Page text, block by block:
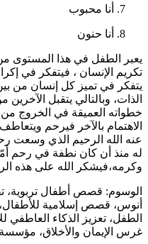
أنا محبوب
أنا حنون
يعبر الطفل في هذا
تكريم الإنسان ، فيتفكر في
يتفكر في تميز كل إنسان من
الذات، وبالتالي يتقبل الآخرين
خطواته العميقة في الخروج
الاهتمام بالآخر فيرحم
عنه الله الرحيم الذي وسعت
له منذ أن كان نطفة في رحم
وكرمه،فيشكر الله على هذه
الوسوم: قصص أطفال تربوية،
أنوس، قصص إسلامية للأطفال،
غرس الإيمان والأخلاق، مؤسسة